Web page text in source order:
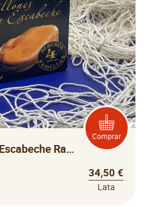
Comprar
Mejillones en Escabeche Ramón Franco
34,50 €
Lata